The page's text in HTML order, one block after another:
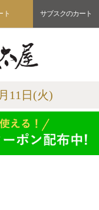
ト サブスクのカート
11日(火)